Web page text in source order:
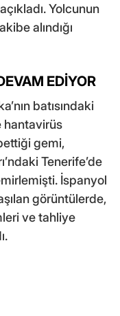
Yolcunun
alındığı
EDİYOR
batısındaki
hantavirüs
gemi,
Tenerife’de
İspanyol
görüntülerde,
ve tahliye